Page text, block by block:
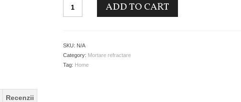
ADD TO CART
SKU: N/A
Category: Mortare refractare
Tag: Home
Recenzii